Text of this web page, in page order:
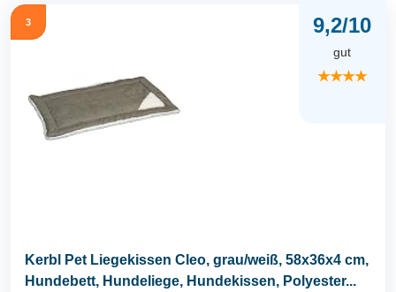
3 9,2/10
gut
★★★★
Kerbl Pet Liegekissen Cleo, grau/weiß, 58x36x4 cm,
Hundebett, Hundeliege, Hundekissen, Polyester...